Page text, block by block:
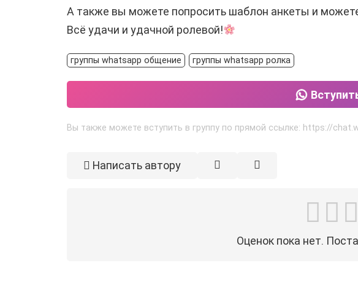
А также вы можете попросить шаблон анкеты и
Всё удачи и удачной ролевой!
группы whatsapp общение группы whatsapp ролка
Вы также можете вступить в группу по прямой ссылке: https://
Написать автору
Оценок пока нет.